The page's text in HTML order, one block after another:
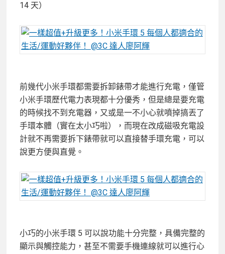
14 天）
前幾代小米手環都需要拆卸錶帶才能進行充電，僅管
小米手環歷代電力表現都十分優秀，但是總是要充電
的時候找不到充電器，又或是一不小心就噴掉搞丟了
手環本體（實在太小巧啦），而現在改成磁吸充電設
計就不再需要拆下錶帶就可以直接替手環充電，可以
說更方便與直覺。
小巧的小米手環 5 可以說功能十分完整，具備完整的
顯示與觸控能力，甚至不需要手機連線就可以進行心